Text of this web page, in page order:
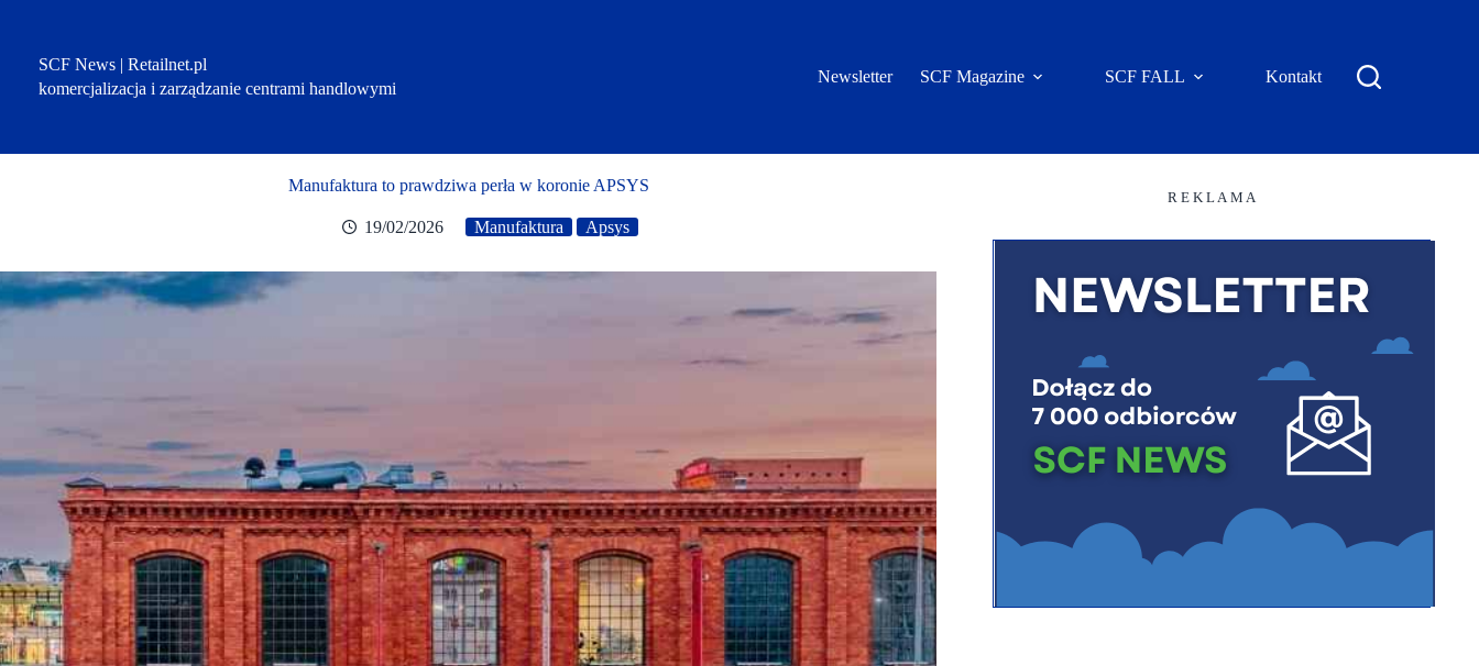
SCF News | Retailnet.pl
komercjalizacja i zarządzanie centrami handlowymi
Newsletter SCF Magazine SCF FALL Kontakt
Manufaktura to prawdziwa perła w koronie APSYS
19/02/2026 Manufaktura Apsys
R E K L A M A